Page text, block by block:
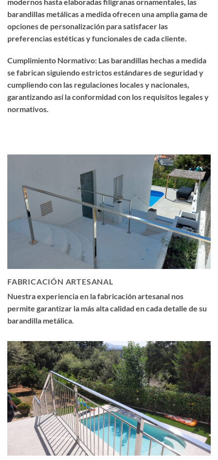
barandillas metálicas a medida ofrecen una amplia gama de
opciones de personalización para satisfacer las
preferencias estéticas y funcionales de cada cliente.
Cumplimiento Normativo: Las barandillas hechas a medida
se fabrican siguiendo estrictos estándares de seguridad y
cumpliendo con las regulaciones locales y nacionales,
garantizando así la conformidad con los requisitos legales y
normativos.
FABRICACIÓN ARTESANAL
Nuestra experiencia en la fabricación artesanal nos
permite garantizar la más alta calidad en cada detalle de su
barandilla metálica.